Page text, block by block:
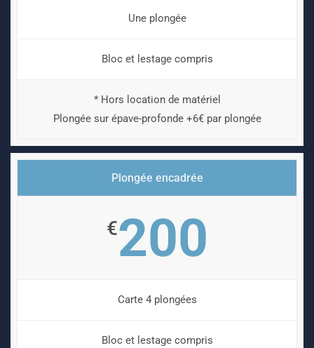
Une plongée
Bloc et lestage compris
* Hors location de matériel
Plongée sur épave-profonde +6€ par plongée
Plongée encadrée
€200
Carte 4 plongées
Bloc et lestage compris